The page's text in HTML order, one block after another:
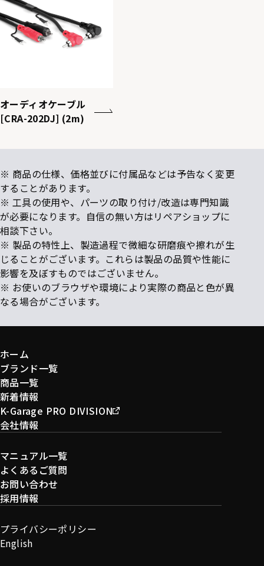
オーディオケーブル
[CRA-202DJ] (2m)
※ 商品の仕様、価格並びに付属品などは予告なく変更
することがあります。
※ 工具の使用や、パーツの取り付け/改造は専門知識
が必要になります。自信の無い方はリペアショップに
相談下さい。
※ 製品の特性上、製造過程で微細な研磨痕や擦れが生
じることがございます。これらは製品の品質や性能に
影響を及ぼすものではございません。
※ お使いのブラウザや環境により実際の商品と色が異
なる場合がございます。
ホーム
ブランド一覧
商品一覧
新着情報
K-Garage PRO DIVISION
会社情報
マニュアル一覧
よくあるご質問
お問い合わせ
採用情報
プライバシーポリシー
English